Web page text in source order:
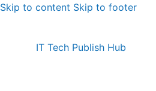
Skip to content Skip to footer
IT Tech Publish Hub